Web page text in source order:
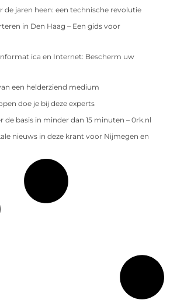
de jaren heen: een technische revolutie
in Den Haag – Een gids voor
ica en Internet: Bescherm uw
een helderziend medium
doe je bij deze experts
de basis in minder dan 15 minuten – 0rk.nl
nieuws in deze krant voor Nijmegen en